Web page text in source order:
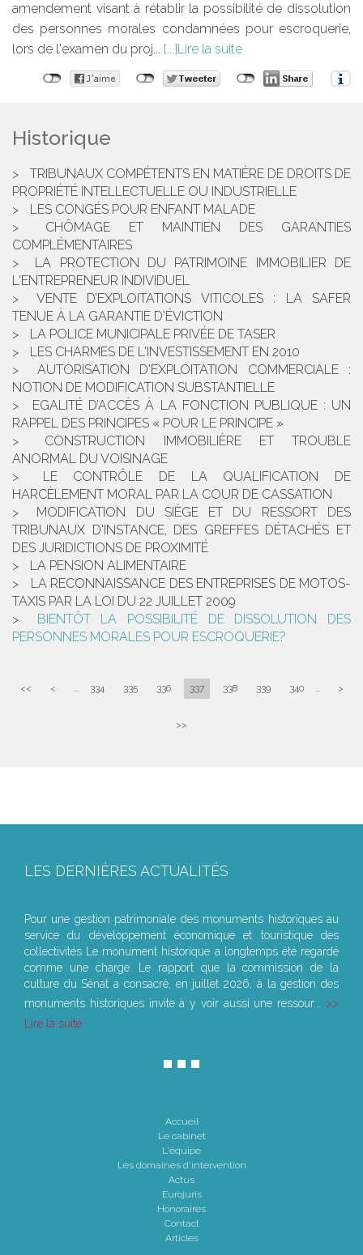
amendement visant à rétablir la possibilité de dissolution
des personnes morales condamnées pour escroquerie,
lors de l'examen du proj...
Lire la suite
Historique
TRIBUNAUX COMPÉTENTS EN MATIÈRE DE DROITS DE
PROPRIÉTÉ INTELLECTUELLE OU INDUSTRIELLE
LES CONGÉS POUR ENFANT MALADE
CHÔMAGE ET MAINTIEN DES GARANTIES
COMPLÉMENTAIRES
LA PROTECTION DU PATRIMOINE IMMOBILIER DE
L'ENTREPRENEUR INDIVIDUEL
VENTE D’EXPLOITATIONS VITICOLES : LA SAFER
TENUE À LA GARANTIE D'ÉVICTION
LA POLICE MUNICIPALE PRIVÉE DE TASER
LES CHARMES DE L'INVESTISSEMENT EN 2010
AUTORISATION D'EXPLOITATION COMMERCIALE :
NOTION DE MODIFICATION SUBSTANTIELLE
EGALITÉ D’ACCÈS À LA FONCTION PUBLIQUE : UN
RAPPEL DES PRINCIPES « POUR LE PRINCIPE »
CONSTRUCTION IMMOBILIÈRE ET TROUBLE
ANORMAL DU VOISINAGE
LE CONTRÔLE DE LA QUALIFICATION DE
HARCÈLEMENT MORAL PAR LA COUR DE CASSATION
MODIFICATION DU SIÈGE ET DU RESSORT DES
TRIBUNAUX D'INSTANCE, DES GREFFES DÉTACHÉS ET
DES JURIDICTIONS DE PROXIMITÉ
LA PENSION ALIMENTAIRE
LA RECONNAISSANCE DES ENTREPRISES DE MOTOS-
TAXIS PAR LA LOI DU 22 JUILLET 2009
BIENTÔT LA POSSIBILITÉ DE DISSOLUTION DES
PERSONNES MORALES POUR ESCROQUERIE?
<< < ... 334 335 336 337 338 339 340 ... >
>>
LES DERNIÈRES ACTUALITÉS
Pour une gestion patrimoniale des monuments historiques au
service du développement économique et touristique des
collectivités Le monument historique a longtemps été regardé
comme une charge. Le rapport que la commission de la
culture du Sénat a consacré, en juillet 2026, à la gestion des
monuments historiques invite à y voir aussi une ressour...
Lire la suite
Accueil
Le cabinet
L'équipe
Les domaines d'intervention
Actus
Eurojuris
Honoraires
Contact
Articles